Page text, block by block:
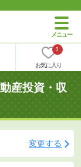
0
お気に入り
産投資・収
変更する